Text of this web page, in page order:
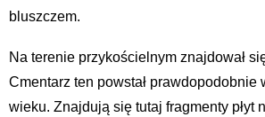
bluszczem.
Na terenie przykościelnym znajdował
Cmentarz ten powstał prawdopodobnie
wieku. Znajdują się tutaj fragmenty płyt